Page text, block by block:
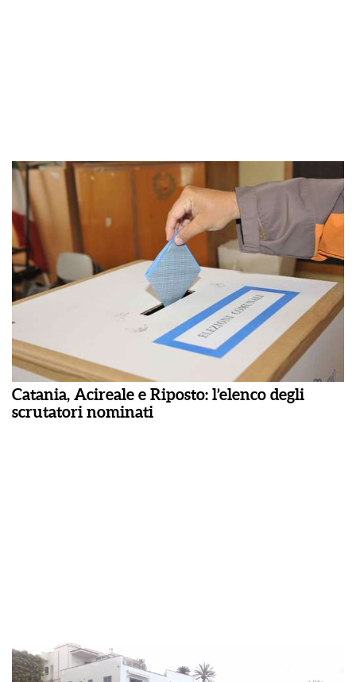
Catania, Acireale e Riposto: l’elenco degli
scrutatori nominati